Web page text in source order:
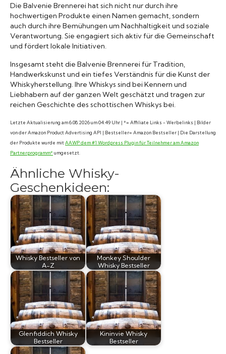
Die Balvenie Brennerei hat sich nicht nur durch ihre
hochwertigen Produkte einen Namen gemacht, sondern
auch durch ihre Bemühungen um Nachhaltigkeit und soziale
Verantwortung. Sie engagiert sich aktiv für die Gemeinschaft
und fördert lokale Initiativen.
Insgesamt steht die Balvenie Brennerei für Tradition,
Handwerkskunst und ein tiefes Verständnis für die Kunst der
Whiskyherstellung. Ihre Whiskys sind bei Kennern und
Liebhabern auf der ganzen Welt geschätzt und tragen zur
reichen Geschichte des schottischen Whiskys bei.
Letzte Aktualisierung am 6.08.2026 um 04:49 Uhr | *= Affiliate Links - Werbelinks | Bilder
von der Amazon Product Advertising API | Bestseller= Amazon Bestseller | Die Darstellung
der Produkte wurde mitAAWP dem #1 Wordpress Plugin für Teilnehmer am Amazon
Partnerprogramm*umgesetzt.
Ähnliche Whisky-
Geschenkideen:
Whisky Bestseller von
A-Z
Monkey Shoulder
Whisky Bestseller
Glenfiddich Whisky
Bestseller
Kininvie Whisky
Bestseller